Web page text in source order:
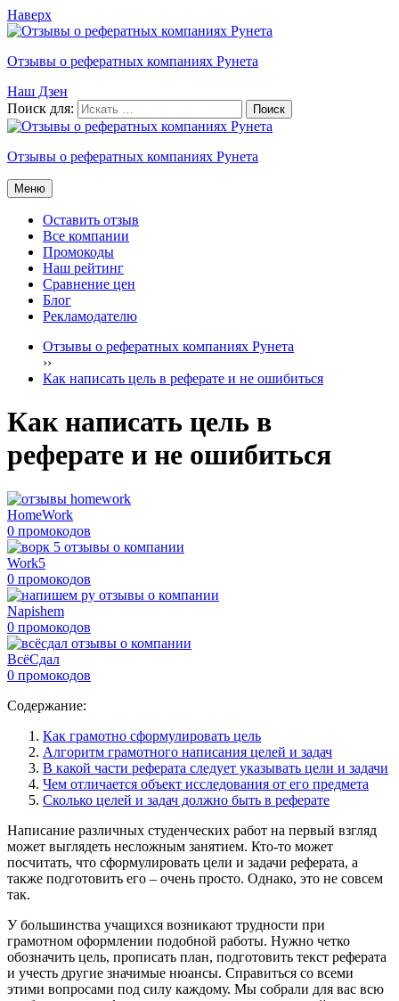
Наверх
Отзывы о рефератных компаниях Рунета
Наш Дзен
Поиск для:
Отзывы о рефератных компаниях Рунета
Меню
Оставить отзыв
Все компании
Промокоды
Наш рейтинг
Сравнение цен
Блог
Рекламодателю
Отзывы о рефератных компаниях Рунета
››
Как написать цель в реферате и не ошибиться
Как написать цель в
реферате и не ошибиться
HomeWork
0 промокодов
Work5
0 промокодов
Napishem
0 промокодов
ВсёСдал
0 промокодов
Содержание:
Как грамотно сформулировать цель
Алгоритм грамотного написания целей и задач
В какой части реферата следует указывать цели и задачи
Чем отличается объект исследования от его предмета
Сколько целей и задач должно быть в реферате
Написание различных студенческих работ на первый взгляд
может выглядеть несложным занятием. Кто-то может
посчитать, что сформулировать цели и задачи реферата, а
также подготовить его – очень просто. Однако, это не совсем
так.
У большинства учащихся возникают трудности при
грамотном оформлении подобной работы. Нужно четко
обозначить цель, прописать план, подготовить текст реферата
и учесть другие значимые нюансы. Справиться со всеми
этими вопросами под силу каждому. Мы собрали для вас всю